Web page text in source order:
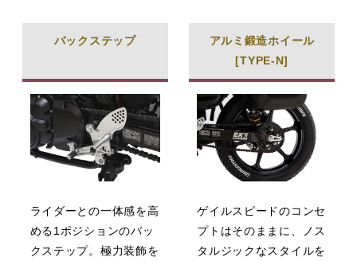
バックステップ
ライダーとの一体感を高
める1ポジションのバッ
クステップ。極力装飾を
アルミ鍛造ホイール
[TYPE-N]
ゲイルスピードのコンセ
プトはそのままに、ノス
タルジックなスタイルを